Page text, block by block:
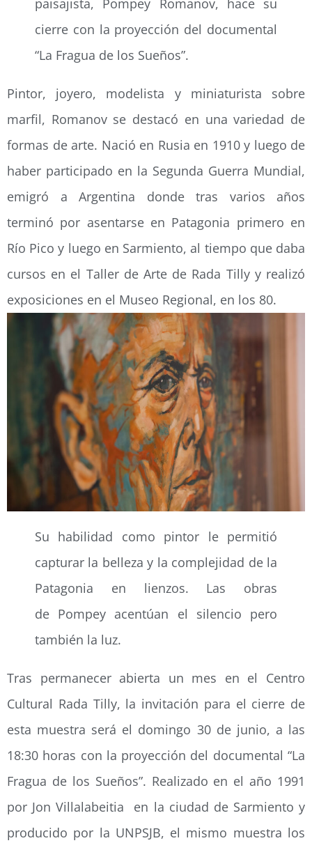
cierre con la proyección del documental
“La Fragua de los Sueños”.
Pintor, joyero, modelista y miniaturista sobre
marfil, Romanov se destacó en una variedad de
formas de arte. Nació en Rusia en 1910 y luego de
haber participado en la Segunda Guerra Mundial,
emigró a Argentina donde tras varios años
terminó por asentarse en Patagonia primero en
Río Pico y luego en Sarmiento, al tiempo que daba
cursos en el Taller de Arte de Rada Tilly y realizó
exposiciones en el Museo Regional, en los 80.
Su habilidad como pintor le permitió
capturar la belleza y la complejidad de la
Patagonia en lienzos. Las obras
de Pompey acentúan el silencio pero
también la luz.
Tras permanecer abierta un mes en el Centro
Cultural Rada Tilly, la invitación para el cierre de
esta muestra será el domingo 30 de junio, a las
18:30 horas con la proyección del documental “La
Fragua de los Sueños”. Realizado en el año 1991
por Jon Villalabeitia en la ciudad de Sarmiento y
producido por la UNPSJB, el mismo muestra los